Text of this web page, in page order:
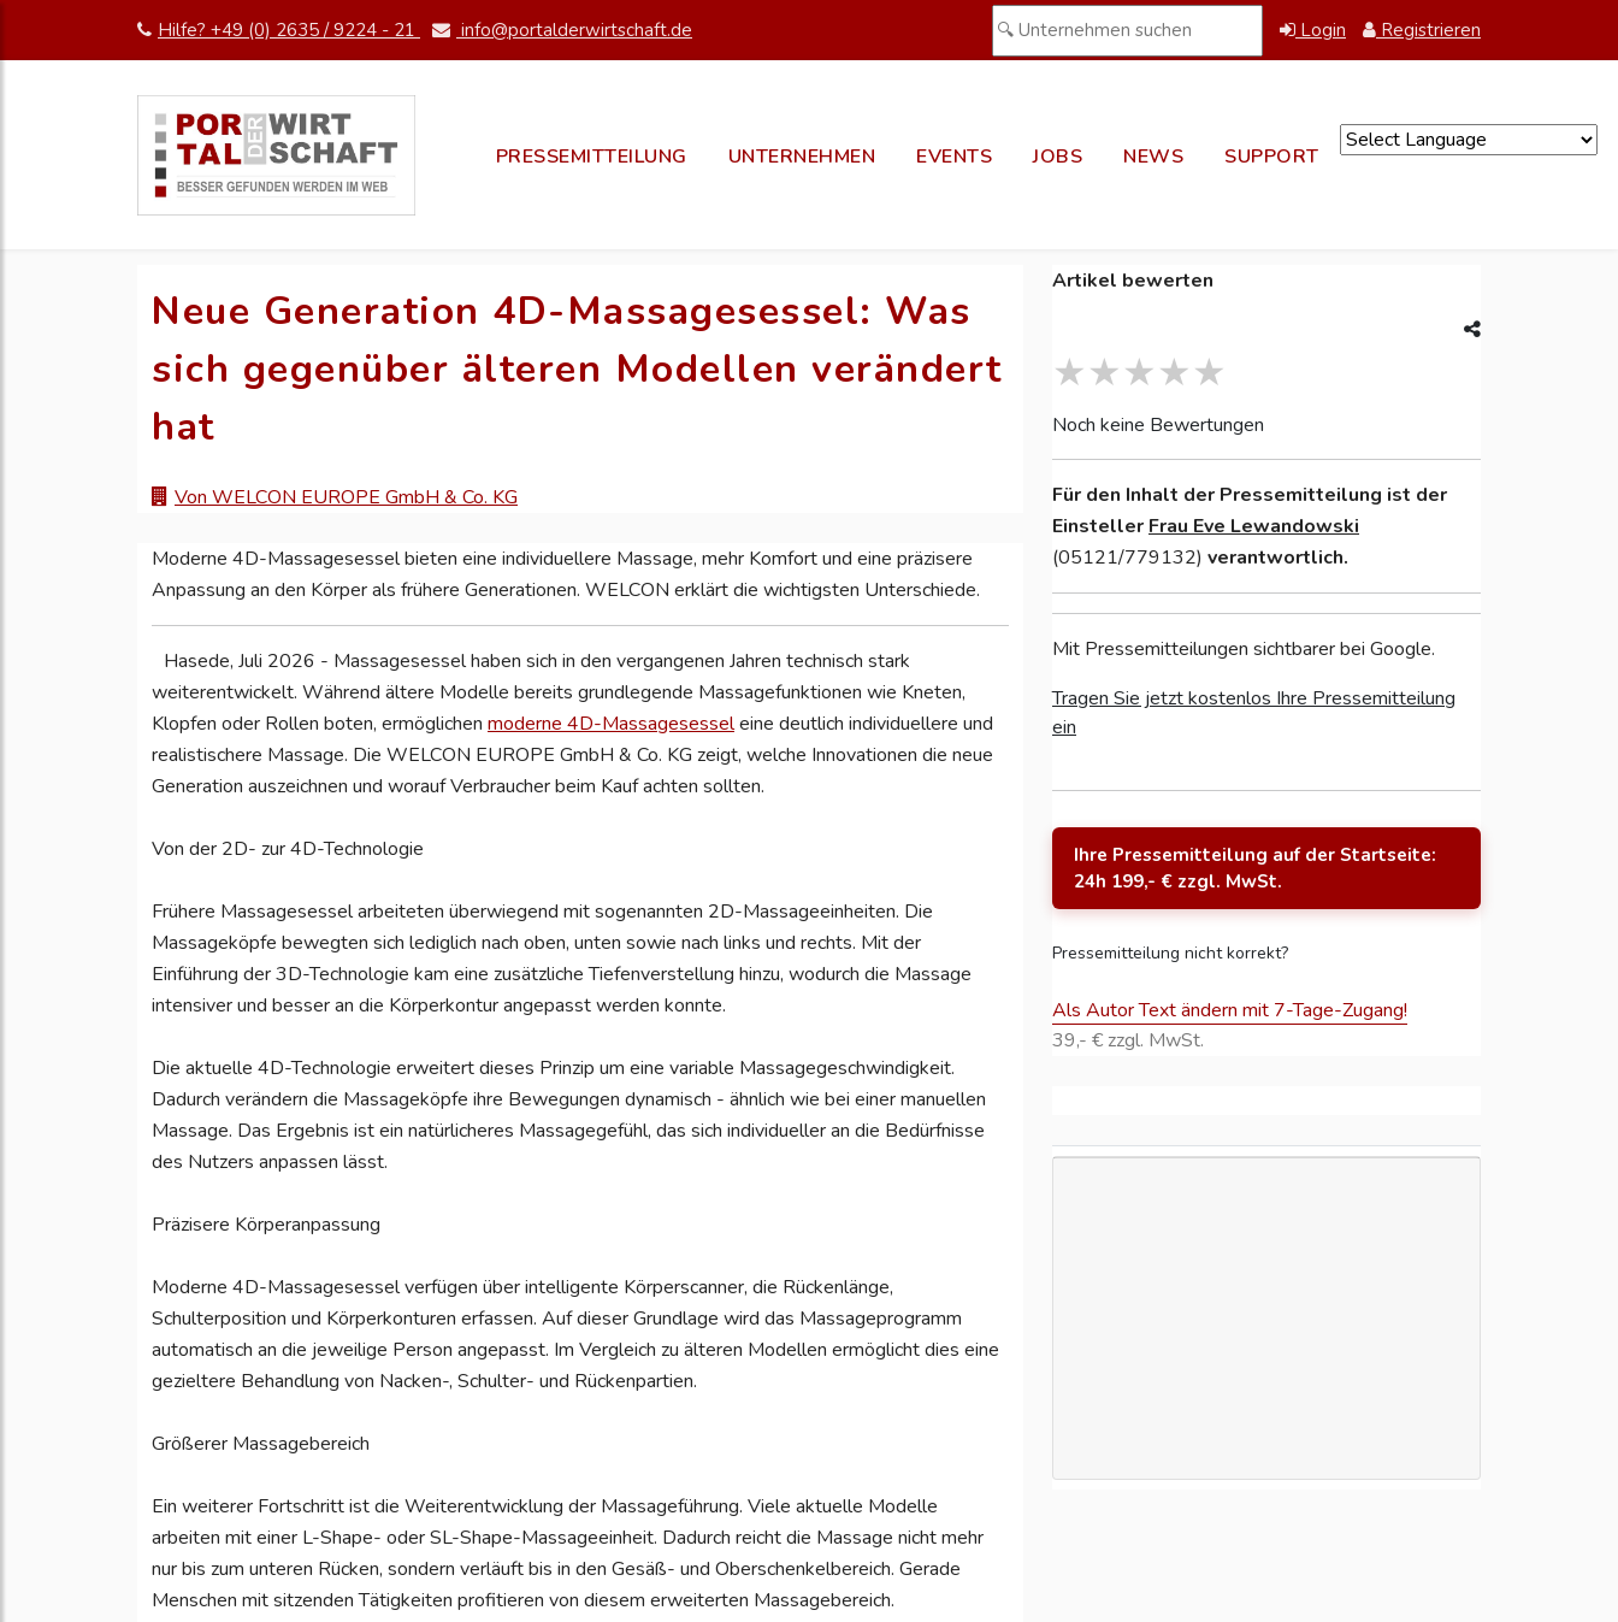
Hilfe? +49 (0) 2635 / 9224 - 21 info@portalderwirtschaft.de Login Registrieren
PRESSEMITTEILUNG UNTERNEHMEN EVENTS JOBS NEWS SUPPORT
Neue Generation 4D-Massagesessel: Was
sich gegenüber älteren Modellen verändert
hat
Von WELCON EUROPE GmbH & Co. KG
Moderne 4D-Massagesessel bieten eine individuellere Massage, mehr Komfort und eine präzisere
Anpassung an den Körper als frühere Generationen. WELCON erklärt die wichtigsten Unterschiede.
Hasede, Juli 2026 - Massagesessel haben sich in den vergangenen Jahren technisch stark
weiterentwickelt. Während ältere Modelle bereits grundlegende Massagefunktionen wie Kneten,
Klopfen oder Rollen boten, ermöglichen moderne 4D-Massagesesseleine deutlich individuellere und
realistischere Massage. Die WELCON EUROPE GmbH & Co. KG zeigt, welche Innovationen die neue
Generation auszeichnen und worauf Verbraucher beim Kauf achten sollten.
Von der 2D- zur 4D-Technologie
Frühere Massagesessel arbeiteten überwiegend mit sogenannten 2D-Massageeinheiten. Die
Massageköpfe bewegten sich lediglich nach oben, unten sowie nach links und rechts. Mit der
Einführung der 3D-Technologie kam eine zusätzliche Tiefenverstellung hinzu, wodurch die Massage
intensiver und besser an die Körperkontur angepasst werden konnte.
Die aktuelle 4D-Technologie erweitert dieses Prinzip um eine variable Massagegeschwindigkeit.
Dadurch verändern die Massageköpfe ihre Bewegungen dynamisch - ähnlich wie bei einer manuellen
Massage. Das Ergebnis ist ein natürlicheres Massagegefühl, das sich individueller an die Bedürfnisse
des Nutzers anpassen lässt.
Präzisere Körperanpassung
Moderne 4D-Massagesessel verfügen über intelligente Körperscanner, die Rückenlänge,
Schulterposition und Körperkonturen erfassen. Auf dieser Grundlage wird das Massageprogramm
automatisch an die jeweilige Person angepasst. Im Vergleich zu älteren Modellen ermöglicht dies eine
gezieltere Behandlung von Nacken-, Schulter- und Rückenpartien.
Größerer Massagebereich
Ein weiterer Fortschritt ist die Weiterentwicklung der Massageführung. Viele aktuelle Modelle
arbeiten mit einer L-Shape- oder SL-Shape-Massageeinheit. Dadurch reicht die Massage nicht mehr
nur bis zum unteren Rücken, sondern verläuft bis in den Gesäß- und Oberschenkelbereich. Gerade
Menschen mit sitzenden Tätigkeiten profitieren von diesem erweiterten Massagebereich.
Artikel bewerten
Noch keine Bewertungen
Für den Inhalt der Pressemitteilung ist der
Einsteller Frau Eve Lewandowski
(05121/779132) verantwortlich.
Mit Pressemitteilungen sichtbarer bei Google.
Tragen Sie jetzt kostenlos Ihre Pressemitteilung
ein
Ihre Pressemitteilung auf der Startseite:
24h 199,- € zzgl. MwSt.
Pressemitteilung nicht korrekt?
Als Autor Text ändern mit 7-Tage-Zugang!
39,- € zzgl. MwSt.